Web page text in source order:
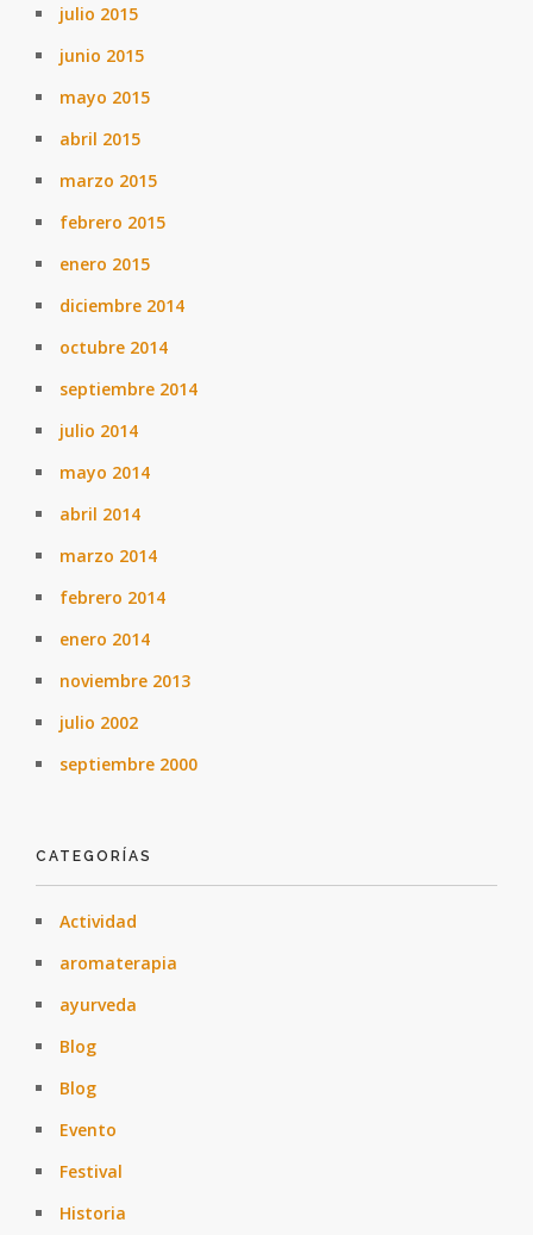
julio 2015
junio 2015
mayo 2015
abril 2015
marzo 2015
febrero 2015
enero 2015
diciembre 2014
octubre 2014
septiembre 2014
julio 2014
mayo 2014
abril 2014
marzo 2014
febrero 2014
enero 2014
noviembre 2013
julio 2002
septiembre 2000
CATEGORÍAS
Actividad
aromaterapia
ayurveda
Blog
Blog
Evento
Festival
Historia